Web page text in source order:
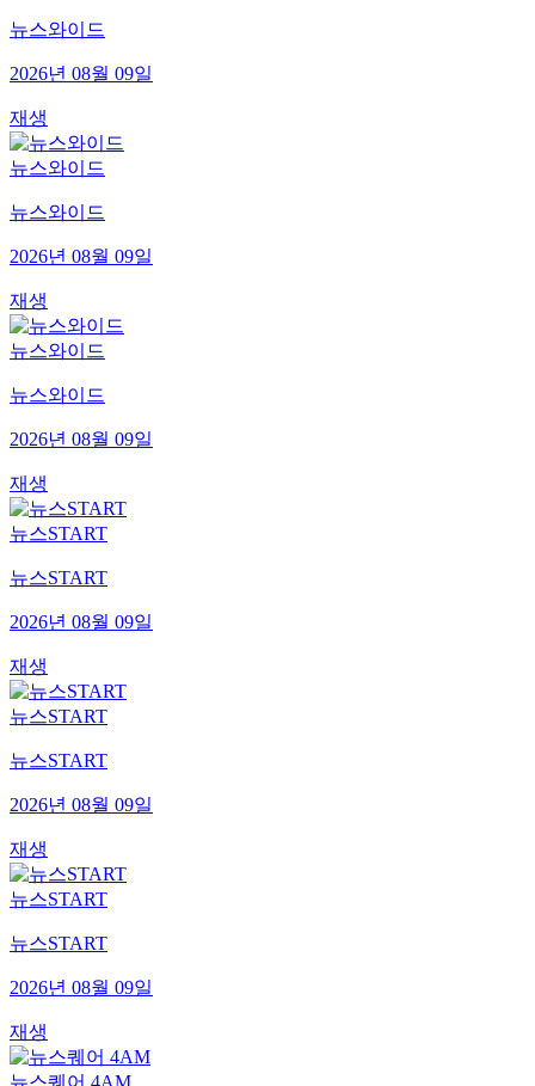
뉴스와이드
2026년 08월 09일
재생
뉴스와이드
뉴스와이드
2026년 08월 09일
재생
뉴스와이드
뉴스와이드
2026년 08월 09일
재생
뉴스START
뉴스START
2026년 08월 09일
재생
뉴스START
뉴스START
2026년 08월 09일
재생
뉴스START
뉴스START
2026년 08월 09일
재생
뉴스퀘어 4AM